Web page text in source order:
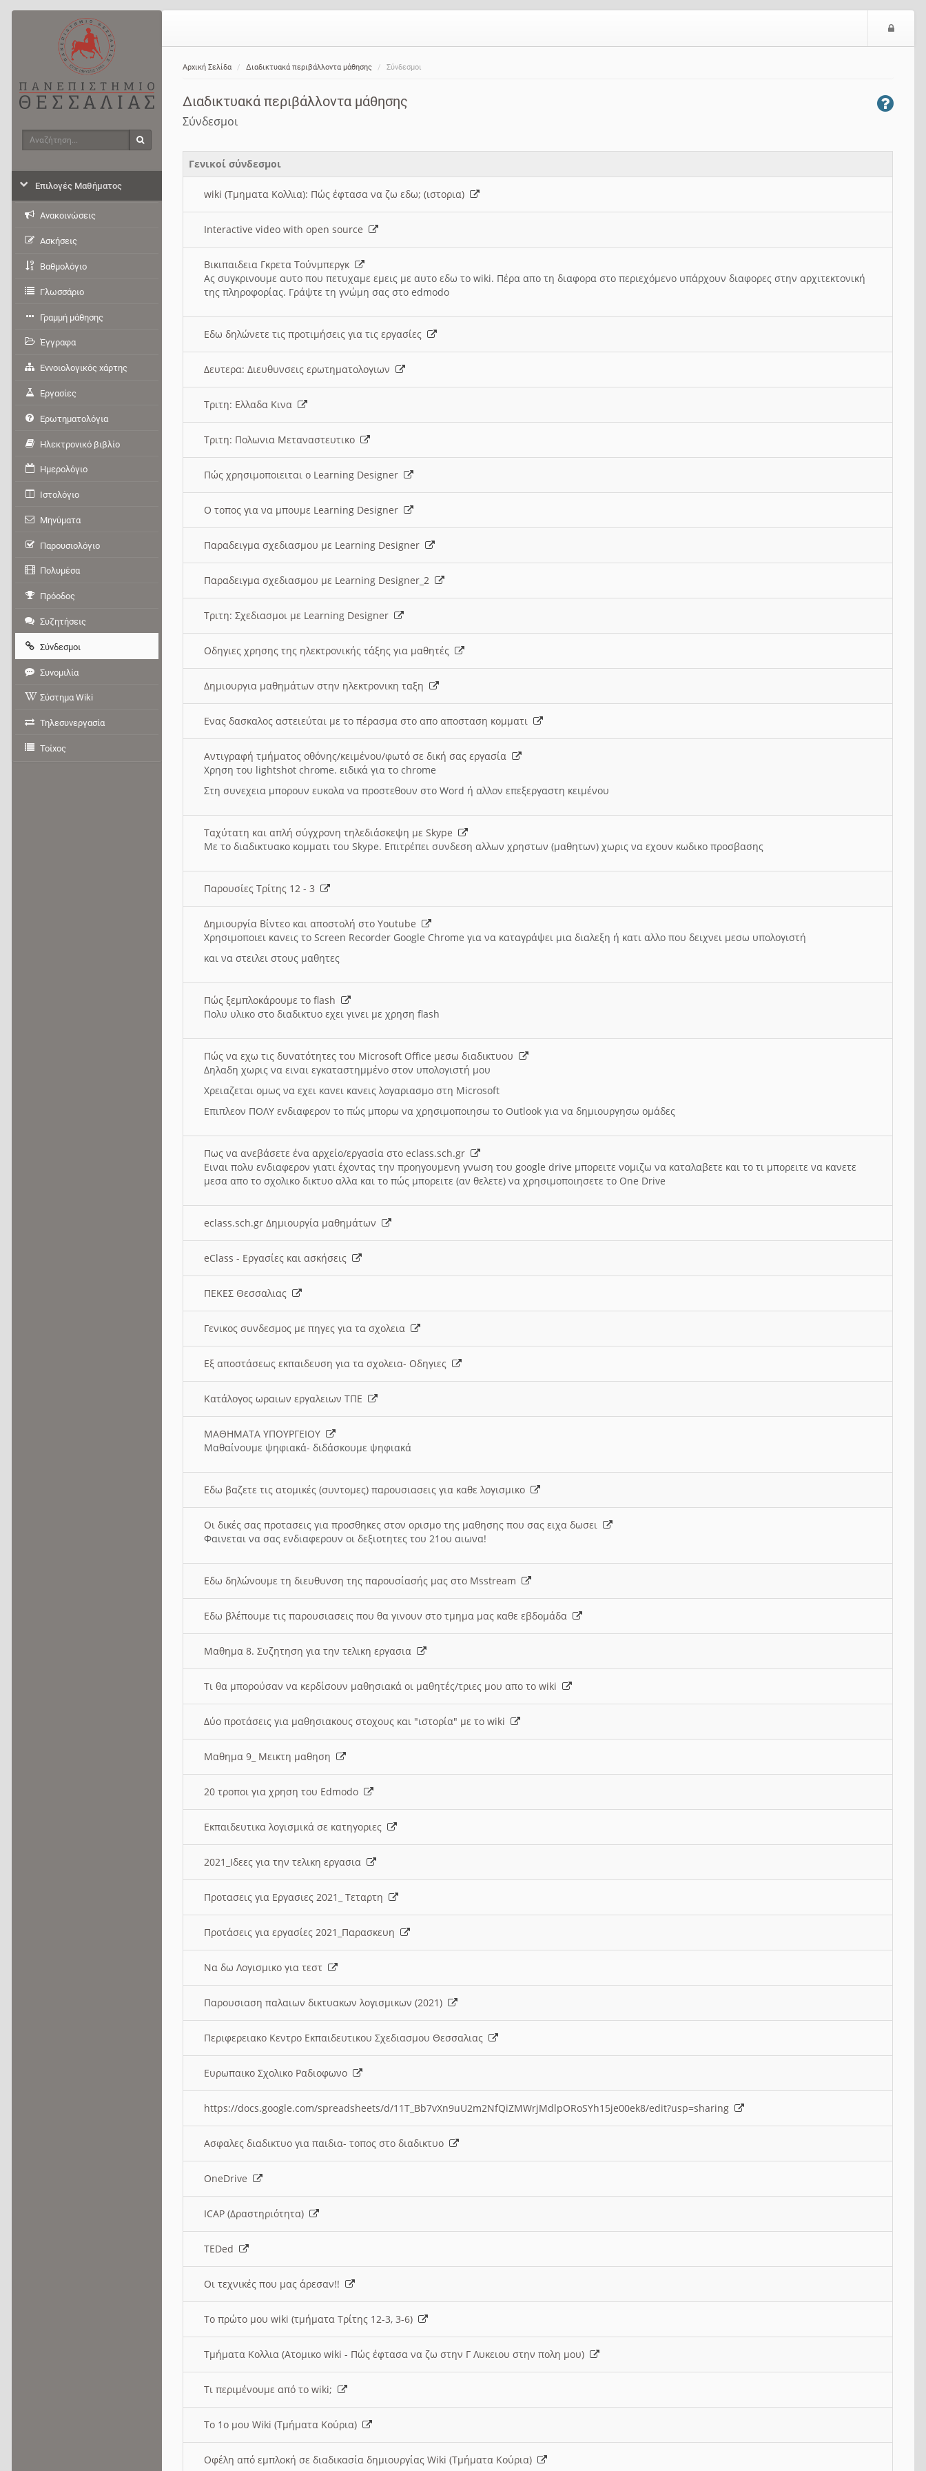
Αρχική Σελίδα Διαδικτυακά περιβάλλοντα μάθησης Σύνδεσμοι
Διαδικτυακά περιβάλλοντα μάθησης
Σύνδεσμοι
Γενικοί σύνδεσμοι
wiki (Τμηματα Κολλια): Πώς έφτασα να ζω εδω; (ιστορια)
Interactive video with open source
Βικιπαιδεια Γκρετα Τούνμπεργκ
Ας συγκρινουμε αυτο που πετυχαμε εμεις με αυτο εδω το wiki. Πέρα απο τη διαφορα στο περιεχόμενο υπάρχουν διαφορες στην αρχιτεκτονική
της πληροφορίας. Γράψτε τη γνώμη σας στο edmodo
Εδω δηλώνετε τις προτιμήσεις για τις εργασίες
Δευτερα: Διευθυνσεις ερωτηματολογιων
Τριτη: Ελλαδα Κινα
Τριτη: Πολωνια Μεταναστευτικο
Πώς χρησιμοποιειται ο Learning Designer
O τοπος για να μπουμε Learning Designer
Παραδειγμα σχεδιασμου με Learning Designer
Παραδειγμα σχεδιασμου με Learning Designer_2
Τριτη: Σχεδιασμοι με Learning Designer
Οδηγιες χρησης της ηλεκτρονικής τάξης για μαθητές
Δημιουργια μαθημάτων στην ηλεκτρονικη ταξη
Ενας δασκαλος αστειεύται με το πέρασμα στο απο αποσταση κομματι
Αντιγραφή τμήματος οθόνης/κειμένου/φωτό σε δική σας εργασία
Χρηση του lightshot chrome. ειδικά για το chrome
Στη συνεχεια μπορουν ευκολα να προστεθουν στο Word ή αλλον επεξεργαστη κειμένου
Ταχύτατη και απλή σύγχρονη τηλεδιάσκεψη με Skype
Με το διαδικτυακο κομματι του Skype. Επιτρέπει συνδεση αλλων χρηστων (μαθητων) χωρις να εχουν κωδικο προσβασης
Παρουσίες Τρίτης 12 - 3
Δημιουργία Βίντεο και αποστολή στο Youtube
Χρησιμοποιει κανεις το Screen Recorder Google Chrome για να καταγράψει μια διαλεξη ή κατι αλλο που δειχνει μεσω υπολογιστή
και να στειλει στους μαθητες
Πώς ξεμπλοκάρουμε το flash
Πολυ υλικο στο διαδικτυο εχει γινει με χρηση flash
Πώς να εχω τις δυνατότητες του Microsoft Office μεσω διαδικτυου
Δηλαδη χωρις να ειναι εγκαταστημμένο στον υπολογιστή μου
Χρειαζεται ομως να εχει κανει κανεις λογαριασμο στη Microsoft
Επιπλεον ΠΟΛΥ ενδιαφερον το πώς μπορω να χρησιμοποιησω το Outlook για να δημιουργησω ομάδες
Πως να ανεβάσετε ένα αρχείο/εργασία στο eclass.sch.gr
Ειναι πολυ ενδιαφερον γιατι έχοντας την προηγουμενη γνωση του google drive μπορειτε νομιζω να καταλαβετε και το τι μπορειτε να κανετε
μεσα απο το σχολικο δικτυο αλλα και το πώς μπορειτε (αν θελετε) να χρησιμοποιησετε το One Drive
eclass.sch.gr Δημιουργία μαθημάτων
eClass - Εργασίες και ασκήσεις
ΠΕΚΕΣ Θεσσαλιας
Γενικος συνδεσμος με πηγες για τα σχολεια
Εξ αποστάσεως εκπαιδευση για τα σχολεια- Οδηγιες
Κατάλογος ωραιων εργαλειων ΤΠΕ
ΜΑΘΗΜΑΤΑ ΥΠΟΥΡΓΕΙΟΥ
Μαθαίνουμε ψηφιακά- διδάσκουμε ψηφιακά
Εδω βαζετε τις ατομικές (συντομες) παρουσιασεις για καθε λογισμικο
Οι δικές σας προτασεις για προσθηκες στον ορισμο της μαθησης που σας ειχα δωσει
Φαινεται να σας ενδιαφερουν οι δεξιοτητες του 21ου αιωνα!
Εδω δηλώνουμε τη διευθυνση της παρουσίασής μας στο Msstream
Εδω βλέπουμε τις παρουσιασεις που θα γινουν στο τμημα μας καθε εβδομάδα
Μαθημα 8. Συζητηση για την τελικη εργασια
Τι θα μπορούσαν να κερδίσουν μαθησιακά οι μαθητές/τριες μου απο το wiki
Δύο προτάσεις για μαθησιακους στοχους και "ιστορία" με το wiki
Μαθημα 9_ Μεικτη μαθηση
20 τροποι για χρηση του Edmodo
Εκπαιδευτικα λογισμικά σε κατηγοριες
2021_Ιδεες για την τελικη εργασια
Προτασεις για Εργασιες 2021_ Τεταρτη
Προτάσεις για εργασίες 2021_Παρασκευη
Να δω Λογισμικο για τεστ
Παρουσιαση παλαιων δικτυακων λογισμικων (2021)
Περιφερειακο Κεντρο Εκπαιδευτικου Σχεδιασμου Θεσσαλιας
Ευρωπαικο Σχολικο Ραδιοφωνο
https://docs.google.com/spreadsheets/d/11T_Bb7vXn9uU2m2NfQiZMWrjMdlpORoSYh15je00ek8/edit?usp=sharing
Ασφαλες διαδικτυο για παιδια- τοπος στο διαδικτυο
OneDrive
ICAP (Δραστηριότητα)
TEDed
Οι τεχνικές που μας άρεσαν!!
Το πρώτο μου wiki (τμήματα Τρίτης 12-3, 3-6)
Τμήματα Κολλια (Ατομικο wiki - Πώς έφτασα να ζω στην Γ Λυκειου στην πολη μου)
Τι περιμένουμε από το wiki;
Το 1ο μου Wiki (Τμήματα Κούρια)
Οφέλη από εμπλοκή σε διαδικασία δημιουργίας Wiki (Τμήματα Κούρια)
Αναζήτηση
Επιλογές Μαθήματος
Ανακοινώσεις
Ασκήσεις
Βαθμολόγιο
Γλωσσάριο
Γραμμή μάθησης
Έγγραφα
Εννοιολογικός χάρτης
Εργασίες
Ερωτηματολόγια
Ηλεκτρονικό βιβλίο
Ημερολόγιο
Ιστολόγιο
Μηνύματα
Παρουσιολόγιο
Πολυμέσα
Πρόοδος
Συζητήσεις
Σύνδεσμοι
Συνομιλία
Σύστημα Wiki
Τηλεσυνεργασία
Τοίχος